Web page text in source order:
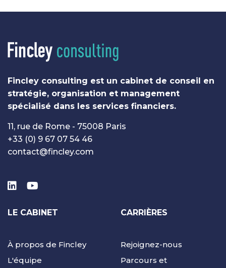
Fincley consulting est un cabinet de conseil en
stratégie, organisation et management
spécialisé dans les services financiers.
11, rue de Rome - 75008 Paris
+33 (0) 9 67 07 54 46
contact@fincley.com
LE CABINET
À propos de Fincley
L'équipe
CARRIÈRES
Rejoignez-nous
Parcours et